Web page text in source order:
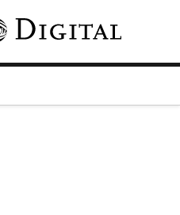
Pasar al contenido principal